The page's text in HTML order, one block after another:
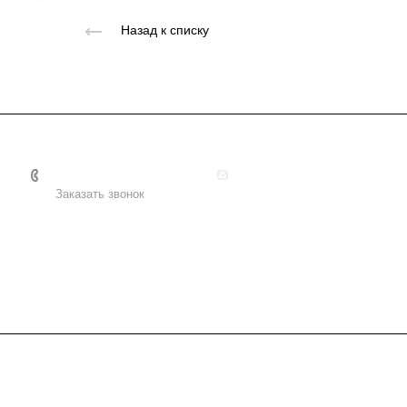
Назад к списку
Заказать звонок